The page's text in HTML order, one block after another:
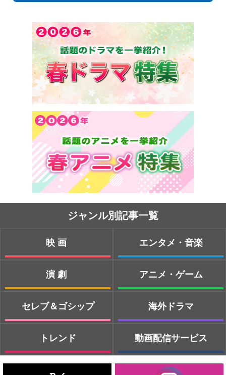
ジャンル別記事一覧
映画
演劇
セレブ＆ゴシップ
トレンド
エンタメ・音楽
アニメ・ゲーム
海外ドラマ
動画配信サービス